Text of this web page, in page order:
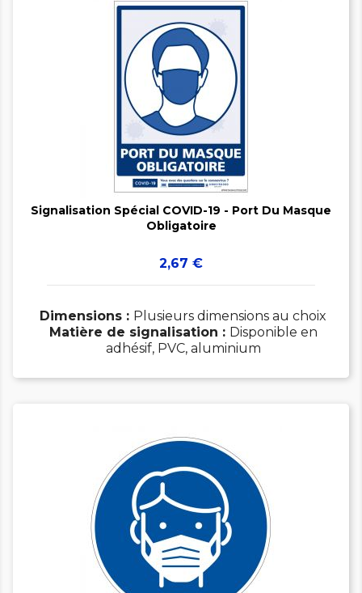

Signalisation Spécial COVID-19 - Port Du Masque
Obligatoire
Prix
2,67 €
Dimensions : Plusieurs dimensions au choix
Matière de signalisation : Disponible en
adhésif, PVC, aluminium
